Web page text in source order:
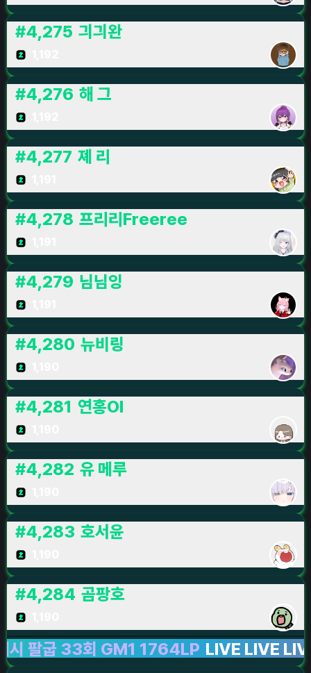
#4,275 긔긔완
#4,276 해 그
#4,277 졔 리
#4,278 프리리Freeree
#4,279 님님잉
#4,280 뉴비링
#4,281 연홍Ol
#4,282 유 메루
#4,283 호서윤
#4,284 곰팡호
굽 33회 GM1 1764LP LIVE LIVE LIVE 리